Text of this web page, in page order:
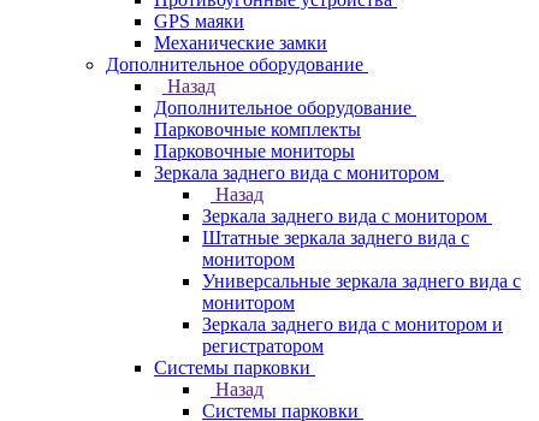
GPS маяки
Механические замки
Дополнительное оборудование
Назад
Дополнительное оборудование
Парковочные комплекты
Парковочные мониторы
Зеркала заднего вида с монитором
Назад
Зеркала заднего вида с монитором
Штатные зеркала заднего вида с
монитором
Универсальные зеркала заднего вида с
монитором
Зеркала заднего вида с монитором и
регистратором
Системы парковки
Назад
Системы парковки